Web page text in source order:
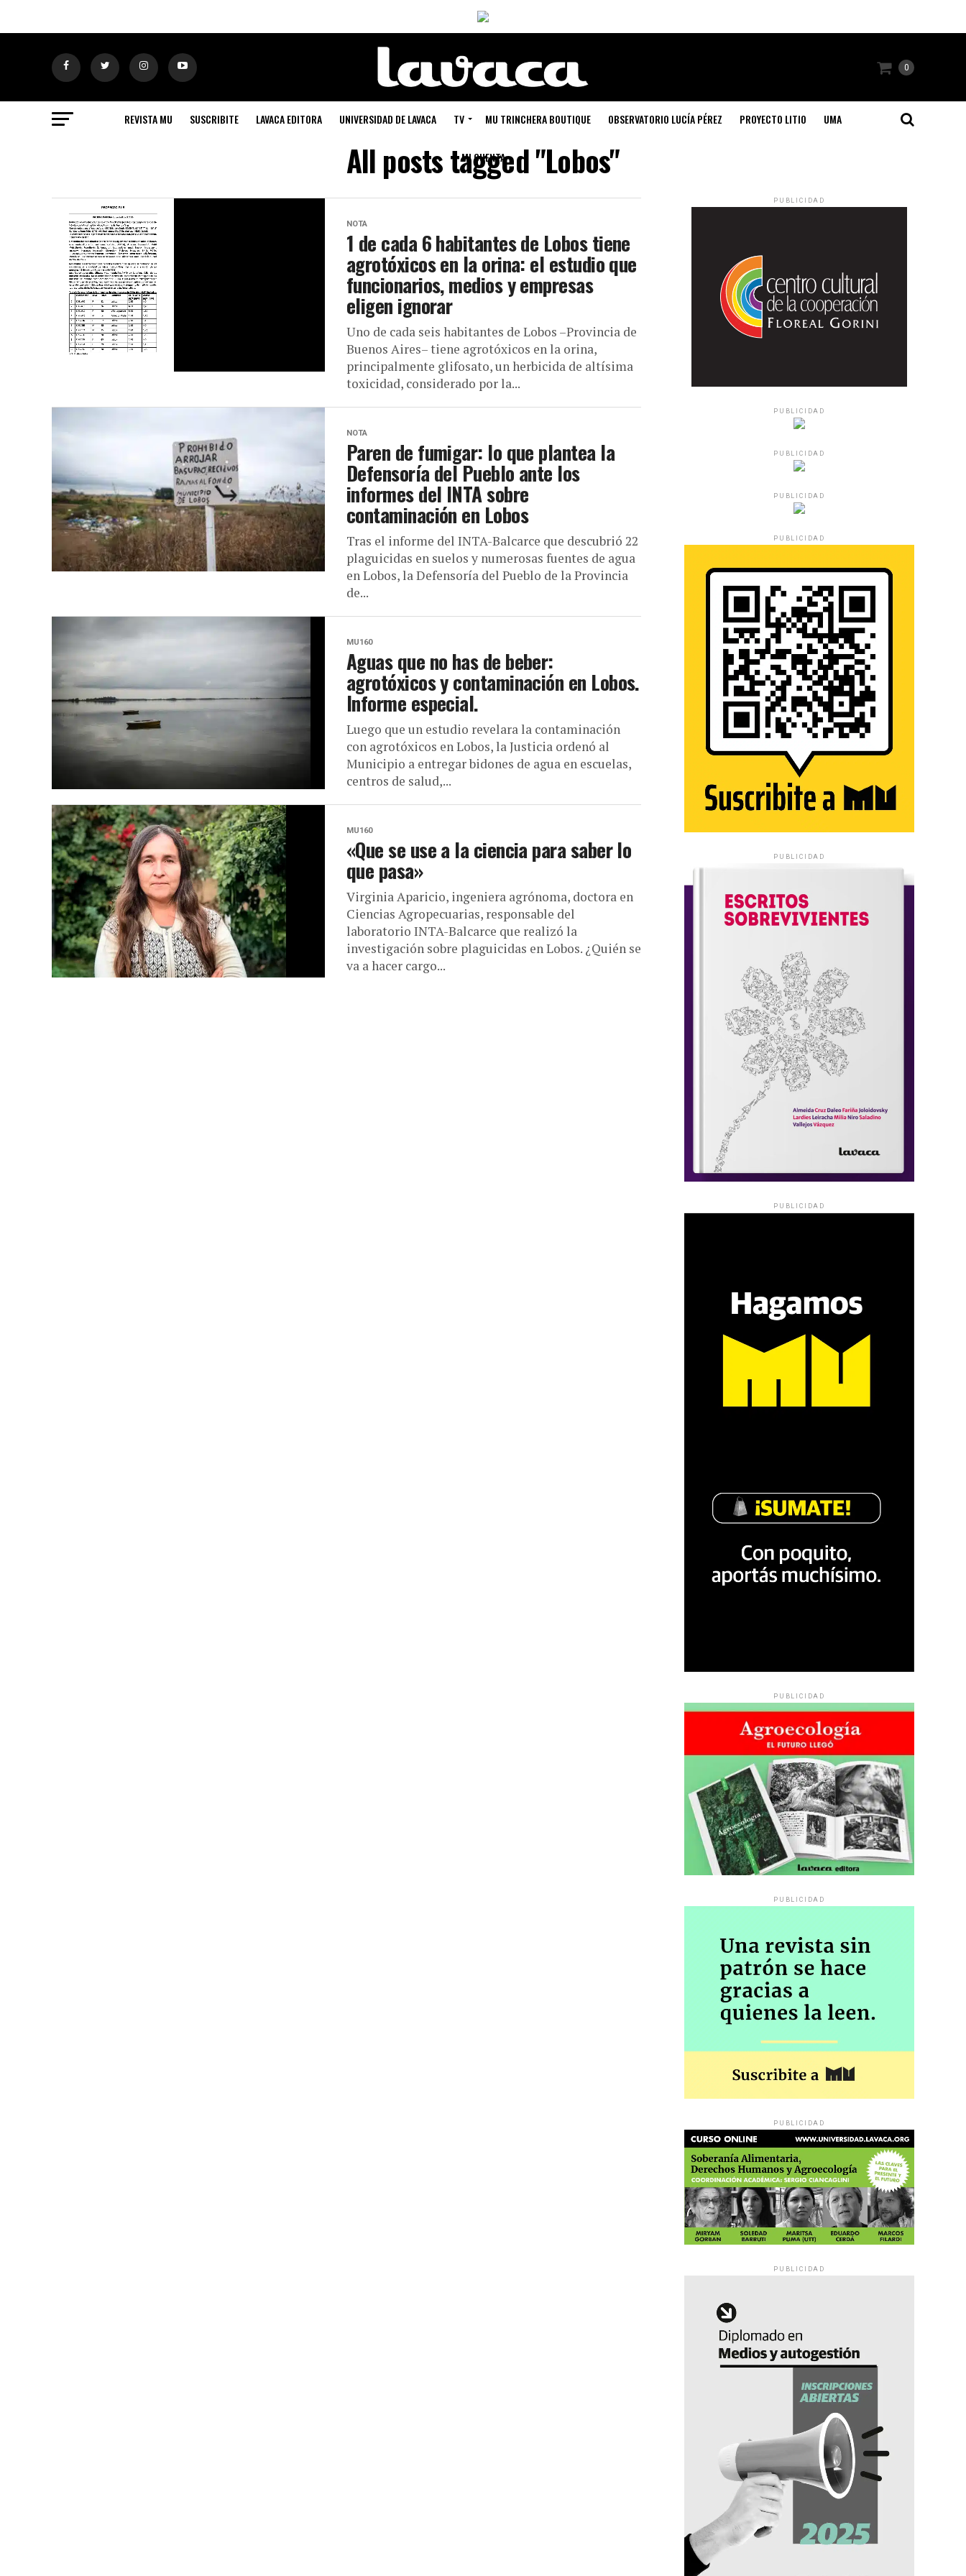
0
REVISTA MU SUSCRIBITE LAVACA EDITORA UNIVERSIDAD DE LAVACA TV MU TRINCHERA BOUTIQUE OBSERVATORIO LUCÍA PÉREZ PROYECTO LITIO UMA
MI CUENTA
All posts tagged "Lobos"
NOTA
1 de cada 6 habitantes de Lobos tiene
agrotóxicos en la orina: el estudio que
funcionarios, medios y empresas
eligen ignorar
Uno de cada seis habitantes de Lobos –Provincia de
Buenos Aires– tiene agrotóxicos en la orina,
principalmente glifosato, un herbicida de altísima
toxicidad, considerado por la...
NOTA
Paren de fumigar: lo que plantea la
Defensoría del Pueblo ante los
informes del INTA sobre
contaminación en Lobos
Tras el informe del INTA-Balcarce que descubrió 22
plaguicidas en suelos y numerosas fuentes de agua
en Lobos, la Defensoría del Pueblo de la Provincia
de...
MU160
Aguas que no has de beber:
agrotóxicos y contaminación en Lobos.
Informe especial.
Luego que un estudio revelara la contaminación
con agrotóxicos en Lobos, la Justicia ordenó al
Municipio a entregar bidones de agua en escuelas,
centros de salud,...
MU160
«Que se use a la ciencia para saber lo
que pasa»
Virginia Aparicio, ingeniera agrónoma, doctora en
Ciencias Agropecuarias, responsable del
laboratorio INTA-Balcarce que realizó la
investigación sobre plaguicidas en Lobos. ¿Quién se
va a hacer cargo...
PUBLICIDAD
PUBLICIDAD
PUBLICIDAD
PUBLICIDAD
PUBLICIDAD
PUBLICIDAD
PUBLICIDAD
PUBLICIDAD
PUBLICIDAD
PUBLICIDAD
PUBLICIDAD